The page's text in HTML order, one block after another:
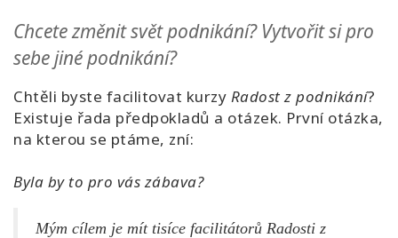
Chcete změnit svět podnikání? Vytvořit si pro
sebe jiné podnikání?
Chtěli byste facilitovat kurzy Radost z podnikání?
Existuje řada předpokladů a otázek. První otázka,
na kterou se ptáme, zní:
Byla by to pro vás zábava?
Mým cílem je mít tisíce facilitátorů Radosti z